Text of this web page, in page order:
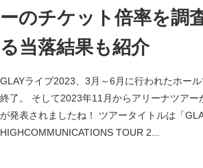
ーのチケット倍率を調
る当落結果も紹介
GLAYライブ2023、3月～6月に行われたホー
終了。 そして2023年11月からアリーナツアー
が発表されましたね！ ツアータイトルは「
HIGHCOMMUNICATIONS TOUR 2...